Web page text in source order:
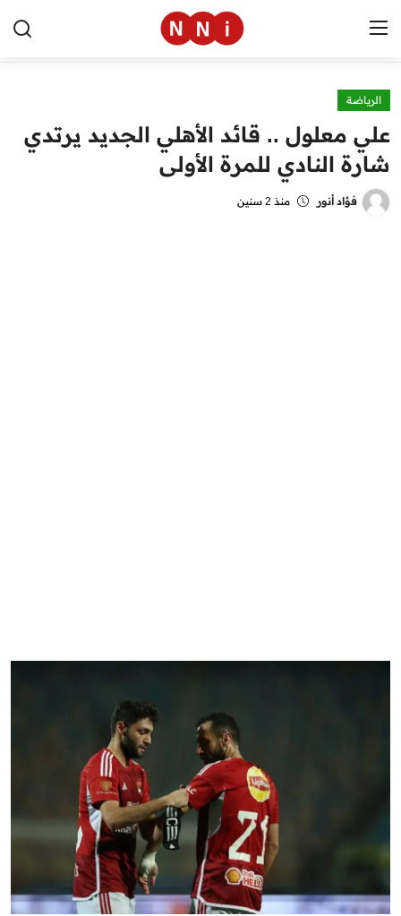
الرئيسية
اخبار مصر
العالم
الرياضة
علي معلول .. قائد الأهلي الجديد يرتدي
شارة النادي للمرة الأولى
فؤاد أنور منذ 2 سنين